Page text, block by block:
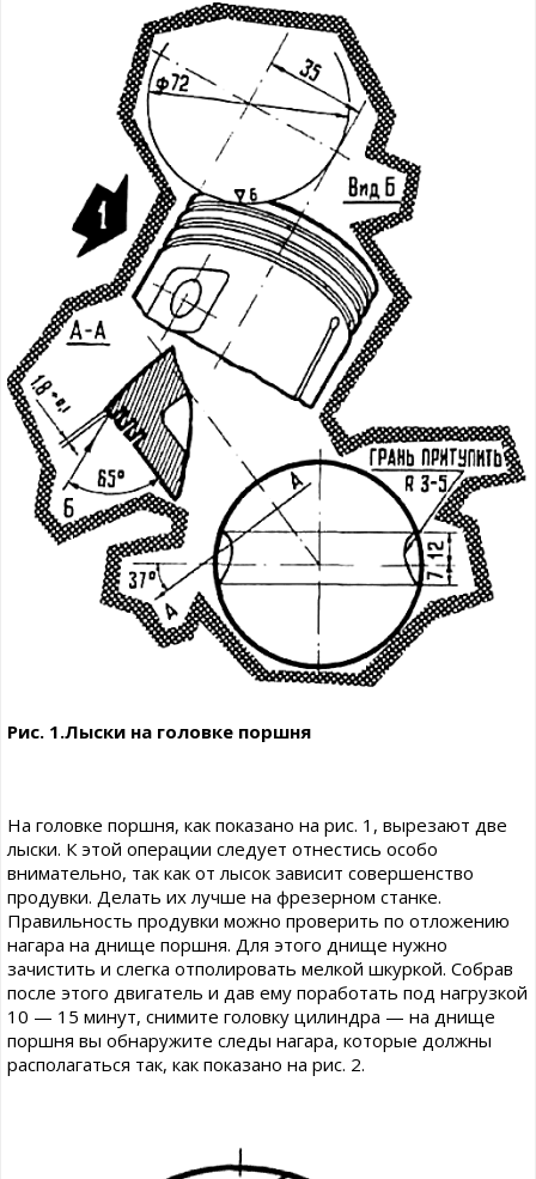
Рис. 1.Лыски на головке поршня
На головке поршня, как показано на рис. 1, вырезают две
лыски. К этой операции следует отнестись особо
внимательно, так как от лысок зависит совершенство
продувки. Делать их лучше на фрезерном станке.
Правильность продувки можно проверить по отложению
нагара на днище поршня. Для этого днище нужно
зачистить и слегка отполировать мелкой шкуркой. Собрав
после этого двигатель и дав ему поработать под нагрузкой
10 — 15 минут, снимите головку цилиндра — на днище
поршня вы обнаружите следы нагара, которые должны
располагаться так, как показано на рис. 2.